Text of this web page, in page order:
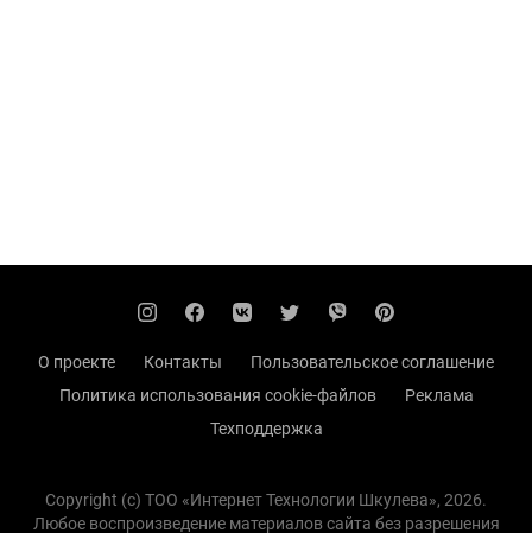
О проекте Контакты
Пользовательское соглашение
Политика использования cookie-файлов
Реклама
Техподдержка
Copyright (с) TOO «Интернет Технологии Шкулева», 2026.
Любое воспроизведение материалов сайта без разрешения